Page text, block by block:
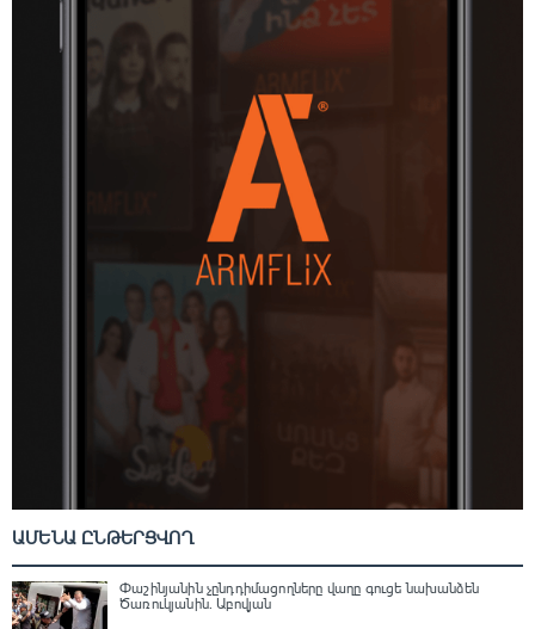
ԱՄԵՆԱ ԸՆԹԵՐՑՎՈՂ
Փաշինյանին չընդդիմացողները վաղը գուցե նախանձեն
Ծառուկյանին. Աբովյան